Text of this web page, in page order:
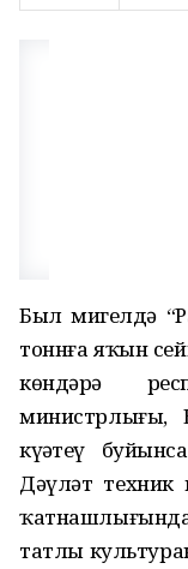
Был миҙгелдә
тоннға яҡын
көндәрҙә
министрлығы,
күҙәтеү
Дәүләт техник
татлы